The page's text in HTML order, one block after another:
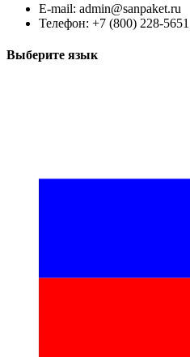
E-mail: admin@sanpaket.ru
Телефон: +7 (800) 228-5651
Выберите язык